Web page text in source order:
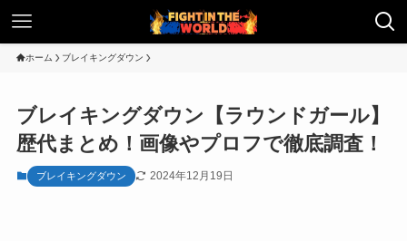
ホーム ブレイキングダウン
ブレイキングダウン【ラウンドガール】
歴代まとめ！画像やプロフで徹底調査！
ブレイキングダウン 2024年12月19日